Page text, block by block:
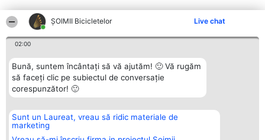
ȘOIMII Bicicletelor Live chat
02:00
Bună, suntem încântați să vă ajutăm! 🙂 Vă rugăm
să faceți clic pe subiectul de conversație
corespunzător! 🙂
Sunt un Laureat, vreau să ridic materiale de
marketing
Organizator Ranking
BRIGHT SOLUTIONS BR SRL
Aleea Timisul De Sus 2 Bl. A30
Plebiscyt
Lista Tuturor
Contact